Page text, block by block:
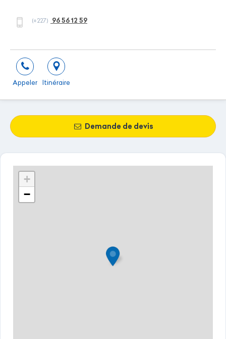
(+227) 96 56 12 59
Appeler Itinéraire
Demande de devis
+
−